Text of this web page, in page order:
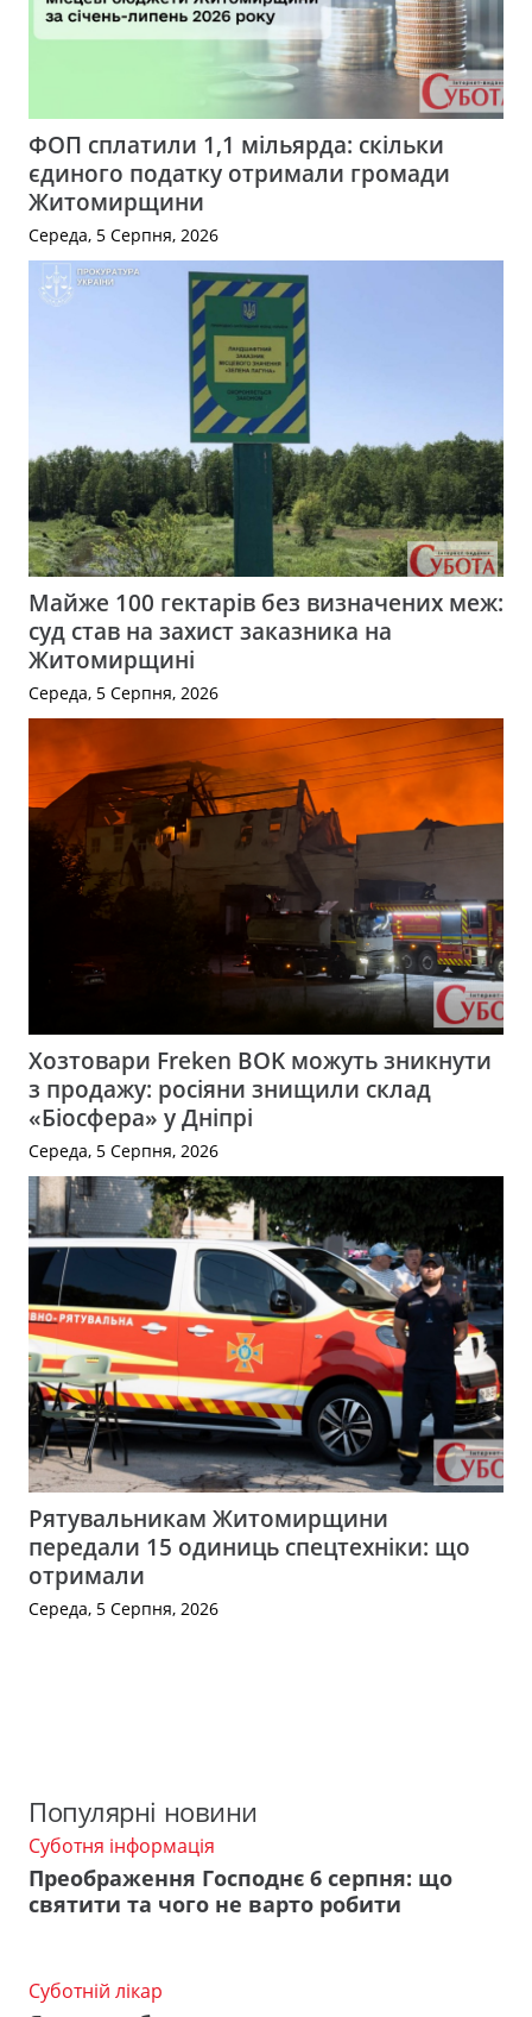
ФОП сплатили 1,1 мільярда: скільки
єдиного податку отримали громади
Житомирщини
Середа, 5 Серпня, 2026
Майже 100 гектарів без визначених меж:
суд став на захист заказника на
Житомирщині
Середа, 5 Серпня, 2026
Хозтовари Freken BOK можуть зникнути
з продажу: росіяни знищили склад
«Біосфера» у Дніпрі
Середа, 5 Серпня, 2026
Рятувальникам Житомирщини
передали 15 одиниць спецтехніки: що
отримали
Середа, 5 Серпня, 2026
Популярні новини
Суботня інформація
Преображення Господнє 6 серпня: що
святити та чого не варто робити
Суботній лікар